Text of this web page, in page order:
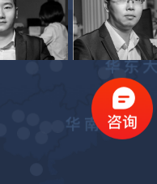
陈璐
渠道经